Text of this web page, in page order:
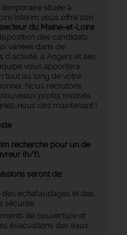
située à
Intérim vous offre son
du Maine-et-Loire.
des candidats
variées dans de
d'activité, à Angers et ses
vous apportera
tout au long de votre
Nous recrutons
profils motivés
nous dès maintenant !
recherche pour un de
(h/f).
seront de:
des échafaudages et des
sécurité
de couverture et
évacuations des eaux